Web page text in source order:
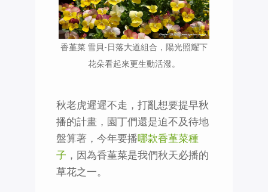
香堇菜 雪貝-日落大道組合，陽光照耀下
花朵看起來更生動活潑。
秋老虎遲遲不走，打亂想要提早秋
播的計畫，園丁們還是迫不及待地
盤算著，今年要播哪款香堇菜種
子 ，因為香堇菜是我們秋天必播的
草花之一。